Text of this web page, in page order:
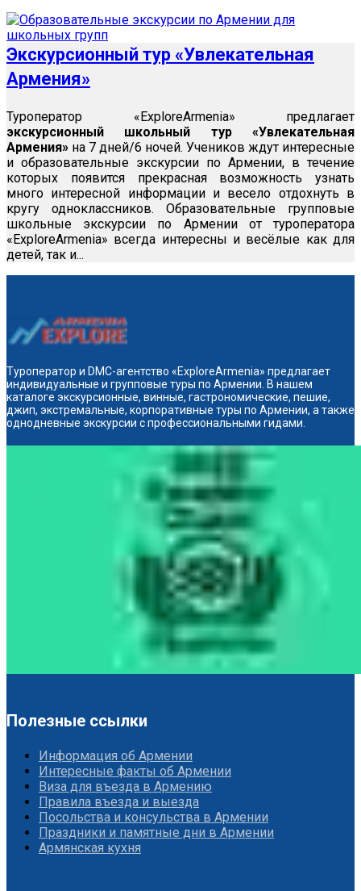
Экскурсионный тур «Увлекательная
Армения»
Туроператор «ExploreArmenia» предлагает
экскурсионный школьный тур «Увлекательная
Армения» на 7 дней/6 ночей. Учеников ждут интересные
и образовательные экскурсии по Армении, в течение
которых появится прекрасная возможность узнать
много интересной информации и весело отдохнуть в
кругу одноклассников. Образовательные групповые
школьные экскурсии по Армении от туроператора
«ExploreArmenia» всегда интересны и весёлые как для
детей, так и...
Туроператор и DMC-агентство «ExploreArmenia» предлагает
индивидуальные и групповые туры по Армении. В нашем
каталоге экскурсионные, винные, гастрономические, пешие,
джип, экстремальные, корпоративные туры по Армении, а также
однодневные экскурсии с профессиональными гидами.
Полезные ссылки
Информация об Армении
Интересные факты об Армении
Виза для въезда в Армению
Правила въезда и выезда
Посольства и консульства в Армении
Праздники и памятные дни в Армении
Армянская кухня